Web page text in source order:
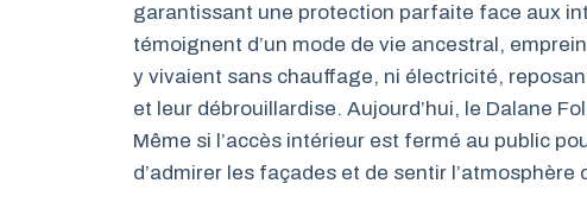
garantissant une protection parfaite face aux
témoignent d’un mode de vie ancestral,
y vivaient sans chauffage, ni électricité,
et leur débrouillardise. Aujourd’hui, le Dalane
Même si l’accès intérieur est fermé au public
d’admirer les façades et de sentir l’atmosphère